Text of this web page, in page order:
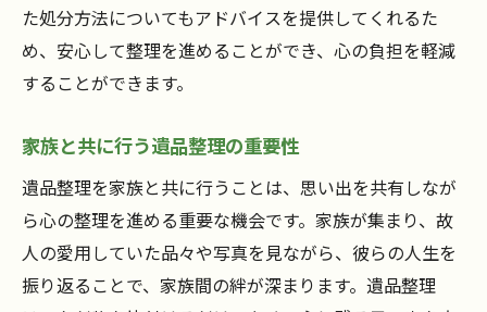
未来を見据えた思い出の整理方法
遺品整理がもたらす心の軽やかさ
次のステージへ向けた心の準備
た処分方法についてもアドバイスを提供してくれるた
め、安心して整理を進めることができ、心の負担を軽減
することができます。
家族と共に行う遺品整理の重要性
遺品整理を家族と共に行うことは、思い出を共有しなが
ら心の整理を進める重要な機会です。家族が集まり、故
人の愛用していた品々や写真を見ながら、彼らの人生を
振り返ることで、家族間の絆が深まります。遺品整理